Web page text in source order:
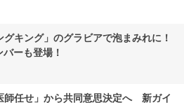
キング」のグラビアで泡まみれに！
ーも登場！
師任せ」から共同意思決定へ 新ガイ